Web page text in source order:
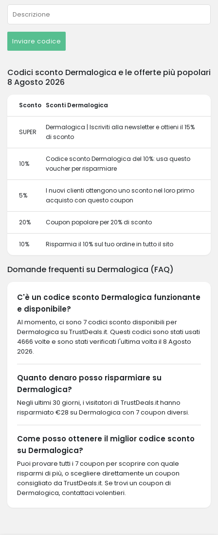
Inviare codice
Codici sconto Dermalogica e le offerte più popolari
8 Agosto 2026
Sconto Sconti Dermalogica
SUPER
Dermalogica | Iscriviti alla newsletter e ottieni il 15%
di sconto
10%
Codice sconto Dermalogica del 10%: usa questo
voucher per risparmiare
5%
I nuovi clienti ottengono uno sconto nel loro primo
acquisto con questo coupon
20% Coupon popolare per 20% di sconto
10% Risparmia il 10% sul tuo ordine in tutto il sito
Domande frequenti su Dermalogica (FAQ)
C'è un codice sconto Dermalogica funzionante
e disponibile?
Al momento, ci sono 7 codici sconto disponibili per
Dermalogica su TrustDeals.it. Questi codici sono stati usati
4666 volte e sono stati verificati l'ultima volta il 8 Agosto
2026.
Quanto denaro posso risparmiare su
Dermalogica?
Negli ultimi 30 giorni, i visitatori di TrustDeals.it hanno
risparmiato €28 su Dermalogica con 7 coupon diversi.
Come posso ottenere il miglior codice sconto
su Dermalogica?
Puoi provare tutti i 7 coupon per scoprire con quale
risparmi di più, o scegliere direttamente un coupon
consigliato da TrustDeals.it. Se trovi un coupon di
Dermalogica, contattaci volentieri.